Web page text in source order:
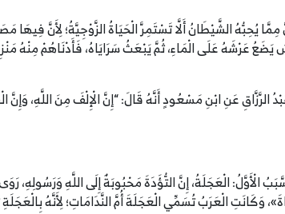
يُحِبُّهُ الشَّيْطَانُ أَلَّا تَسْتَمِرَّ الْحَيَاةُ الزَّوْجِيَّةُ؛ لِأَنَّ
يَضَعُ عَرْشَهُ عَلَى الْمَاءِ، ثُمَّ يَبْعَثُ سَرَايَاهُ، فَأَدْنَاهُمْ
الرَّزَّاقِ عَنِ ابْنِ مَسْعُودٍ أَنَّهُ قَالَ: “إِنَّ الْإِلْفَ مِنَ اللَّهِ،
الْأَوَّلُ: الْعَجَلَةُ، إِنَّ التُّؤَدَةَ مَحْبُوبَةٌ إِلَى اللَّهِ
وَكَانَتِ الْعَرَبُ تُسَمِّي الْعَجَلَةَ أُمَّ النَّدَامَاتِ؛ لِأَنَّهُ